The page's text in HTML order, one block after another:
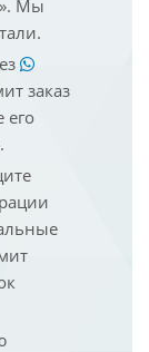
Мы
заказ
его